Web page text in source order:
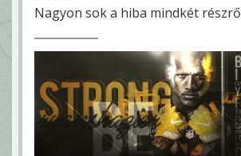
Nagyon sok a hiba mindkét